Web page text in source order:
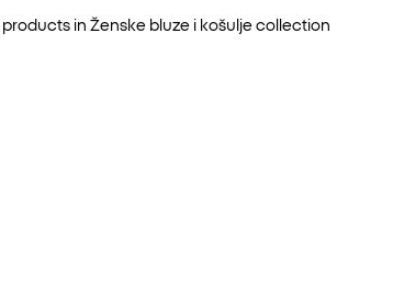
products inŽenske bluze i košuljecollection